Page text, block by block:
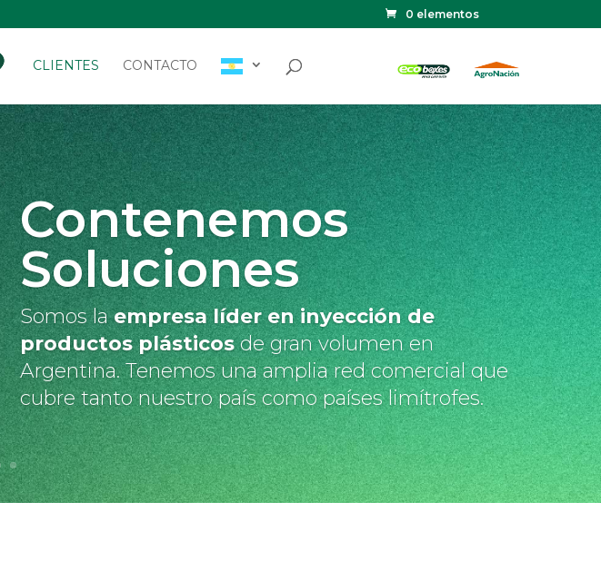
0 elementos
CLIENTES CONTACTO
Contenemos
Soluciones
Somos laempresa líder en inyección de
productos plásticosde gran volumen en
Argentina. Tenemos una amplia red comercial que
cubre tanto nuestro país como países limítrofes.